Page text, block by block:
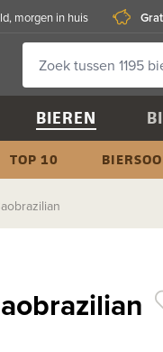
morgen in huis
BIEREN
TOP 10